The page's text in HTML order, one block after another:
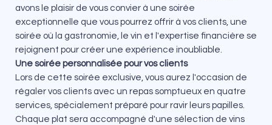
avons le plaisir de vous convier à une soirée
exceptionnelle que vous pourrez offrir à vos clients, une
soirée où la gastronomie, le vin et l'expertise financière se
rejoignent pour créer une expérience inoubliable.
Une soirée personnalisée pour vos clients
Lors de cette soirée exclusive, vous aurez l'occasion de
régaler vos clients avec un repas somptueux en quatre
services, spécialement préparé pour ravir leurs papilles.
Chaque plat sera accompagné d'une sélection de vins